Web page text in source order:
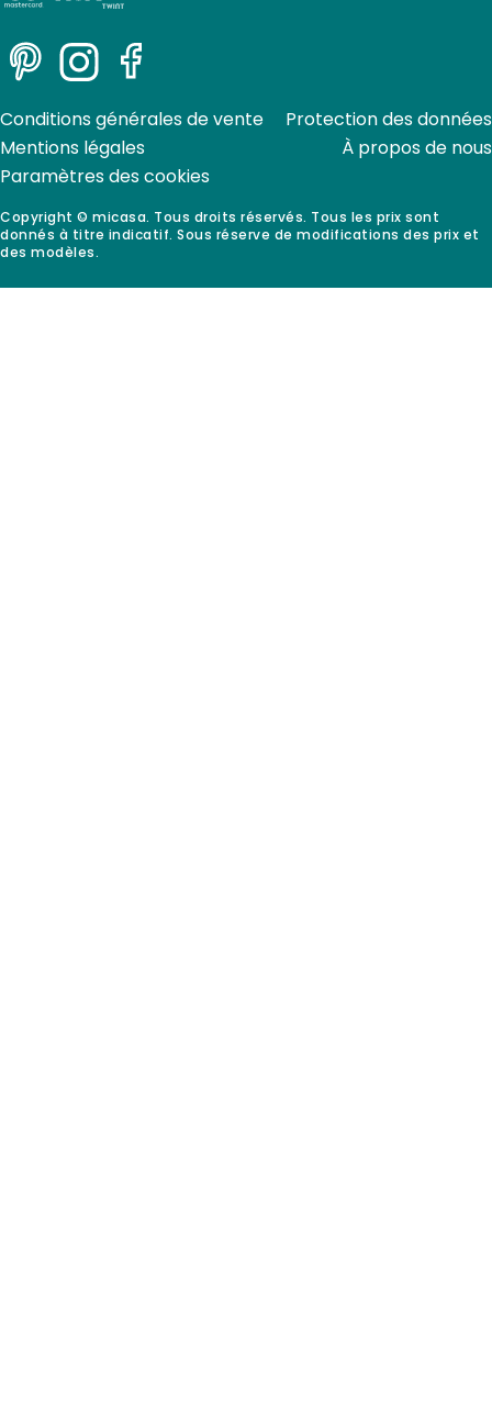
PinterestInstagramFacebook
Copyright © micasa. Tous droits réservés. Tous les prix sont
donnés à titre indicatif. Sous réserve de modifications des prix et
des modèles.
Conditions générales de vente
Protection des données
Mentions légales
À propos de nous
Paramètres des cookies